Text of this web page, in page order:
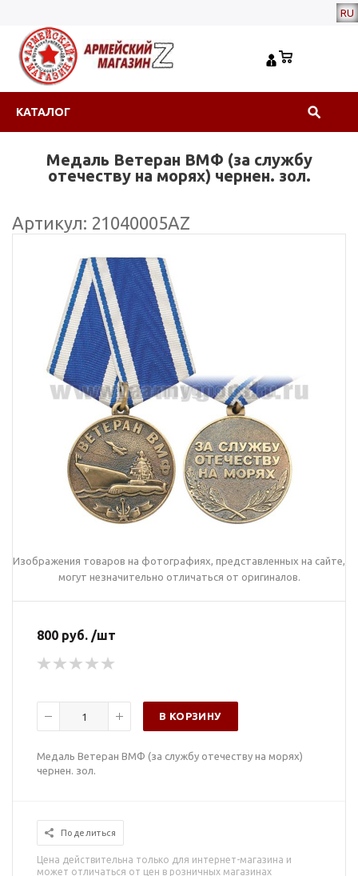
RU
КАТАЛОГ
Медаль Ветеран ВМФ (за службу
отечеству на морях) чернен. зол.
Артикул: 21040005АZ
Изображения товаров на фотографиях, представленных на сайте,
могут незначительно отличаться от оригиналов.
800 руб. /шт
В КОРЗИНУ
Медаль Ветеран ВМФ (за службу отечеству на морях)
чернен. зол.
Поделиться
Цена действительна только для интернет-магазина и
может отличаться от цен в розничных магазинах